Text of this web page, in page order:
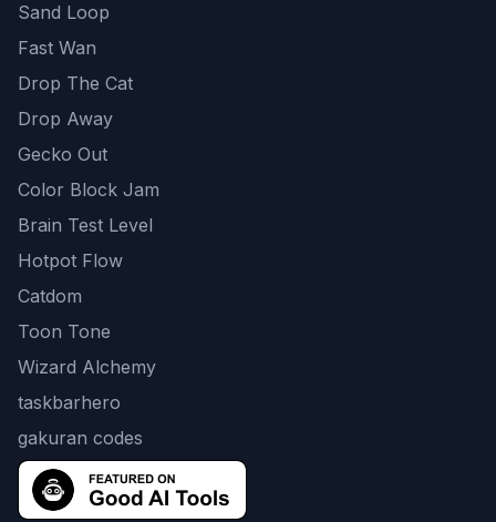
Sand Loop
Fast Wan
Drop The Cat
Drop Away
Gecko Out
Color Block Jam
Brain Test Level
Hotpot Flow
Catdom
Toon Tone
Wizard Alchemy
taskbarhero
gakuran codes